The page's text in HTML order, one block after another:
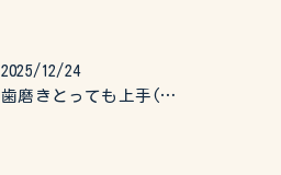
2025/12/24
珀歯磨きとっても上手(о´∀`о)